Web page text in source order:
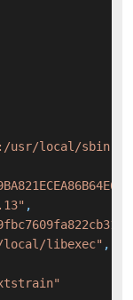
usr/local/
,
local/libexec" ,